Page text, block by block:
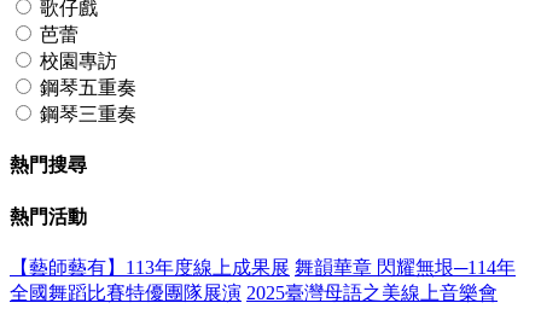
歌仔戲
芭蕾
校園專訪
鋼琴五重奏
鋼琴三重奏
熱門搜尋
熱門活動
【藝師藝有】113年度線上成果展 舞韻華章 閃耀無垠─114年
全國舞蹈比賽特優團隊展演 2025臺灣母語之美線上音樂會